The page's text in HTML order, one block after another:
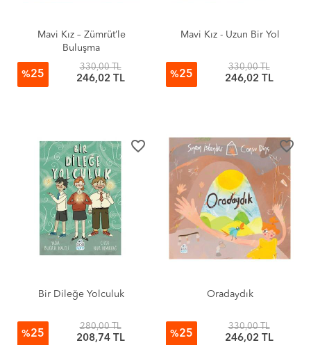
Mavi Kız – Zümrüt’le
Buluşma
%25
330,00 TL
246,02 TL
Mavi Kız - Uzun Bir Yol
%25
330,00 TL
246,02 TL
favorite_border
Bir Dileğe Yolculuk
%25
280,00 TL
208,74 TL
favorite_border
Oradaydık
%25
330,00 TL
246,02 TL